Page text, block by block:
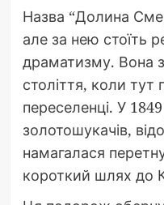
Назва “Долина
але за нею стоїть
драматизму. Вона
століття, коли
переселенці. У
золотошукачів,
намагалася
короткий шлях до